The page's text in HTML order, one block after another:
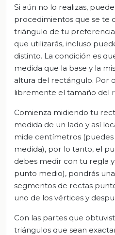
Si aún no lo realizas,
procedimientos que se te
triángulo de tu
que utilizarás, incluso
distinto. La condición es
medida que la base y la
altura del rectángulo. Por
libremente el tamaño del
Comienza midiendo tu
medida de un lado y así
mide centímetros
medida), por lo tanto, el
debes medir con tu regla
punto medio), pondrás
segmentos de rectas
uno de los vértices y
Con las partes que
triángulos que sean